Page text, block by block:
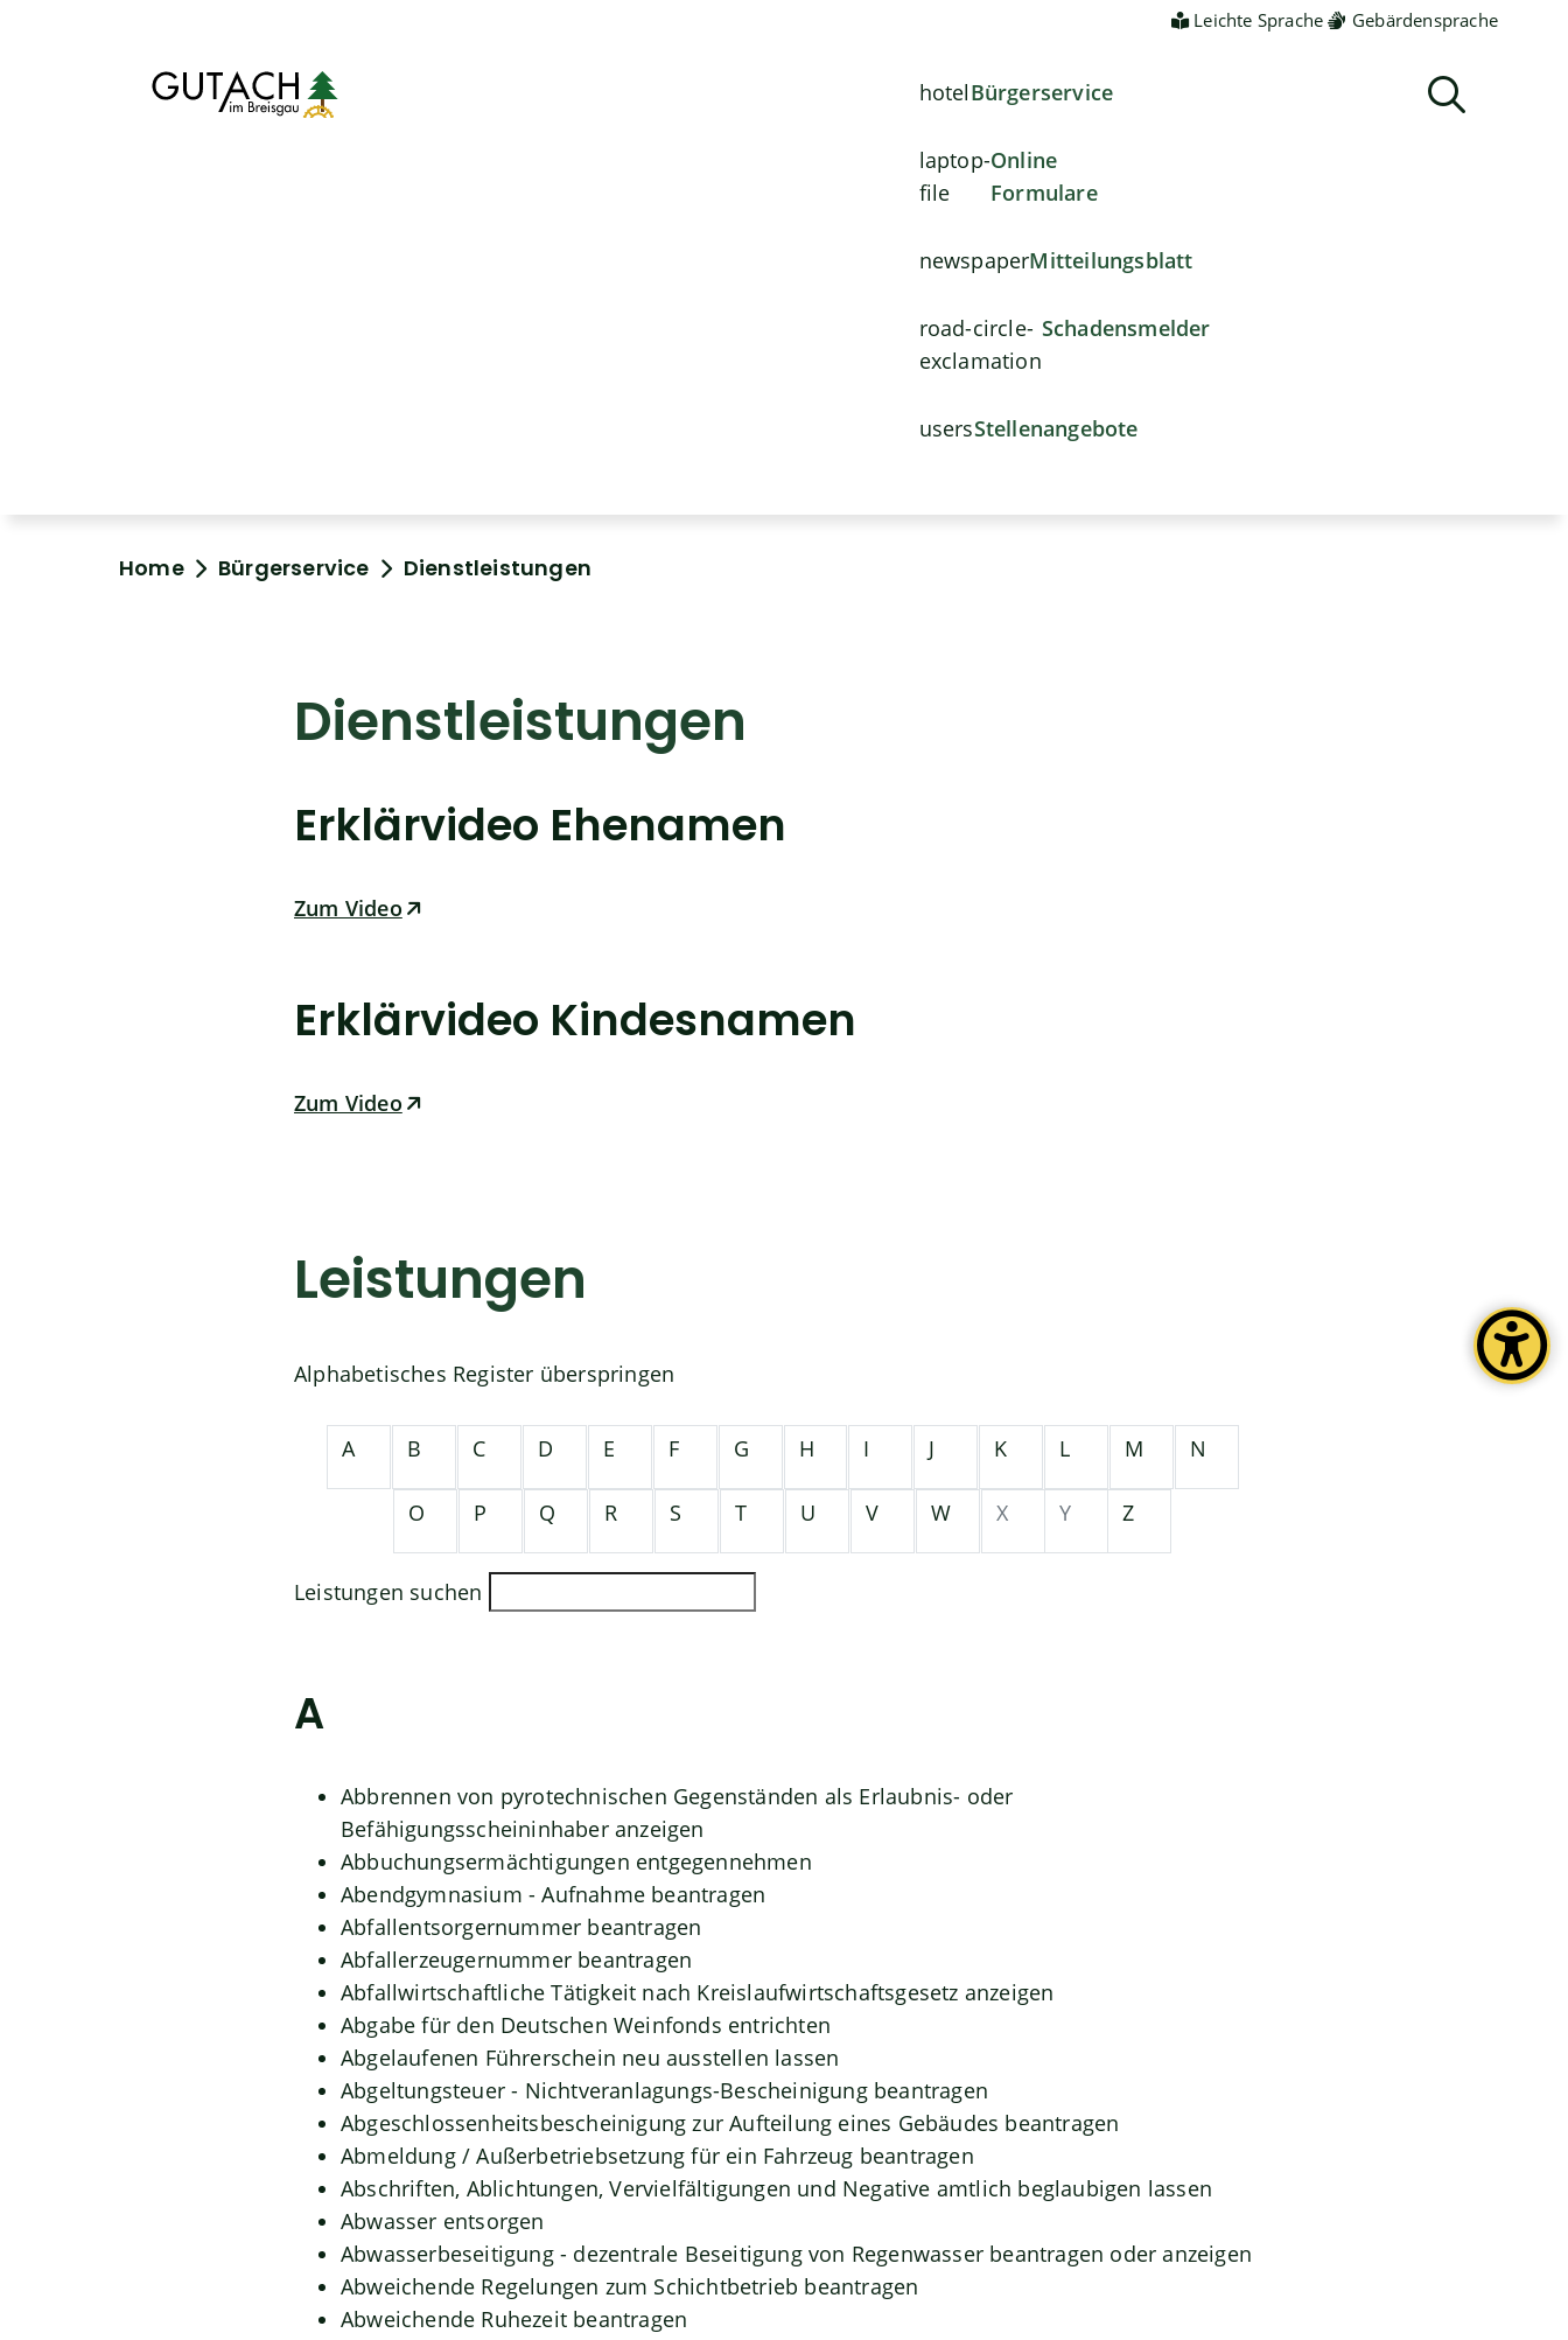
Leichte Sprache Gebärdensprache
hotelBürgerservice
laptop-
file
Online
Formulare
newspaperMitteilungsblatt
road-circle-
exclamation
Schadensmelder
usersStellenangebote
Home Bürgerservice Dienstleistungen
Dienstleistungen
Erklärvideo Ehenamen
Zum Video
Erklärvideo Kindesnamen
Zum Video
Leistungen
Alphabetisches Register überspringen
A B C D E F G H I J K L M N
O P Q R S T U V W X Y Z
Leistungen suchen
A
Abbrennen von pyrotechnischen Gegenständen als Erlaubnis- oder
Befähigungsscheininhaber anzeigen
Abbuchungsermächtigungen entgegennehmen
Abendgymnasium - Aufnahme beantragen
Abfallentsorgernummer beantragen
Abfallerzeugernummer beantragen
Abfallwirtschaftliche Tätigkeit nach Kreislaufwirtschaftsgesetz anzeigen
Abgabe für den Deutschen Weinfonds entrichten
Abgelaufenen Führerschein neu ausstellen lassen
Abgeltungsteuer - Nichtveranlagungs-Bescheinigung beantragen
Abgeschlossenheitsbescheinigung zur Aufteilung eines Gebäudes beantragen
Abmeldung / Außerbetriebsetzung für ein Fahrzeug beantragen
Abschriften, Ablichtungen, Vervielfältigungen und Negative amtlich beglaubigen lassen
Abwasser entsorgen
Abwasserbeseitigung - dezentrale Beseitigung von Regenwasser beantragen oder anzeigen
Abweichende Regelungen zum Schichtbetrieb beantragen
Abweichende Ruhezeit beantragen